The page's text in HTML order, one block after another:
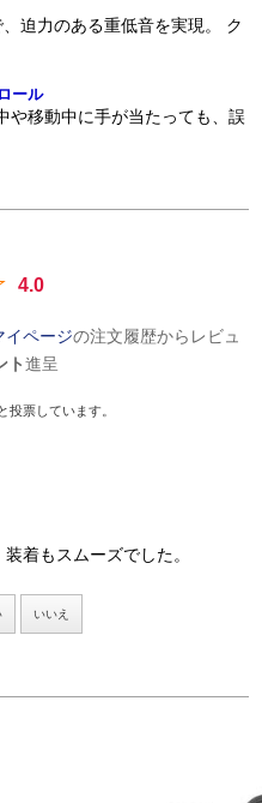
迫力のある重低音を実現。 ク
ール
や移動中に手が当たっても、誤
4.0
イページの注文履歴からレビュ
ト進呈
投票しています。
着もスムーズでした。
いいえ